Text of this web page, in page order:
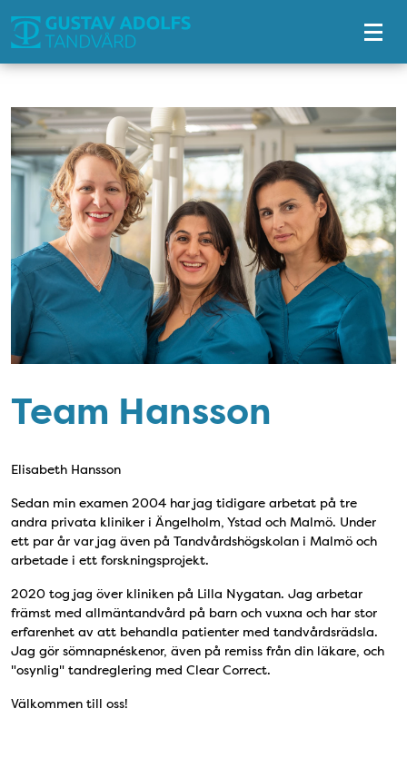
Tillgänglighetsmeny
Team Hansson
Elisabeth Hansson
Sedan min examen 2004 har jag tidigare arbetat på tre
andra privata kliniker i Ängelholm, Ystad och Malmö. Under
ett par år var jag även på Tandvårdshögskolan i Malmö och
arbetade i ett forskningsprojekt.
2020 tog jag över kliniken på Lilla Nygatan. Jag arbetar
främst med allmäntandvård på barn och vuxna och har stor
erfarenhet av att behandla patienter med tandvårdsrädsla.
Jag gör sömnapnéskenor, även på remiss från din läkare, och
"osynlig" tandreglering med Clear Correct.
Välkommen till oss!